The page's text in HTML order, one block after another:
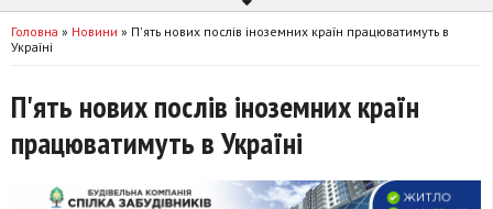
Головна » Новини » П'ять нових послів іноземних країн працюватимуть в
Україні
П'ять нових послів іноземних країн
працюватимуть в Україні